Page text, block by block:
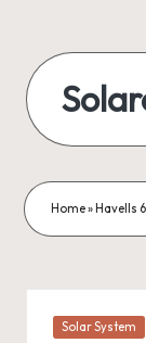
content
बिजली
Home» Havells
Posted
Solar System